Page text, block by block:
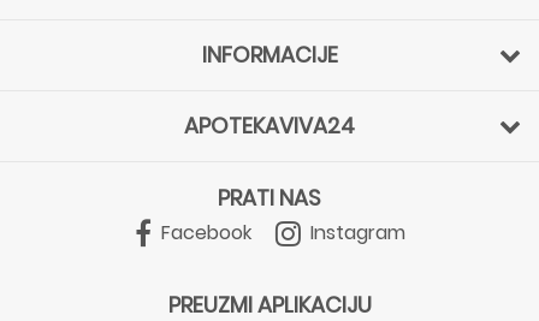
INFORMACIJE
APOTEKAVIVA24
PRATI NAS
Facebook Instagram
PREUZMI APLIKACIJU